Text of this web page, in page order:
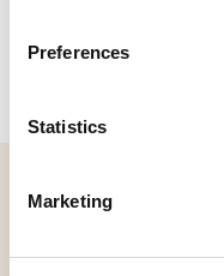
Preferences
Statistics
Marketing